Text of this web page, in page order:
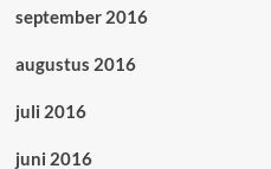
september 2016
augustus 2016
juli 2016
juni 2016